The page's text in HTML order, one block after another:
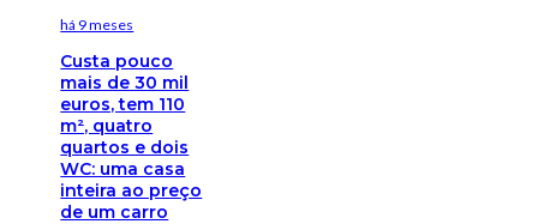
há 9 meses
Custa pouco
mais de 30 mil
euros, tem 110
m², quatro
quartos e dois
WC: uma casa
inteira ao preço
de um carro